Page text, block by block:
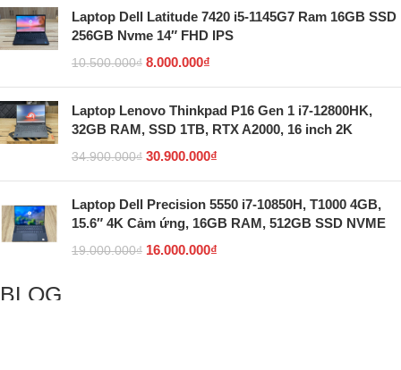
Laptop Dell Latitude 7420 i5-1145G7 Ram 16GB SSD
256GB Nvme 14″ FHD IPS
10.500.000₫ 8.000.000₫
Laptop Lenovo Thinkpad P16 Gen 1 i7-12800HK,
32GB RAM, SSD 1TB, RTX A2000, 16 inch 2K
34.900.000₫ 30.900.000₫
Laptop Dell Precision 5550 i7-10850H, T1000 4GB,
15.6″ 4K Cảm ứng, 16GB RAM, 512GB SSD NVME
19.000.000₫ 16.000.000₫
BLOG